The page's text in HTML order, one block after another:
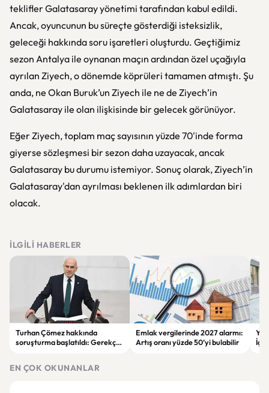
teklifler Galatasaray yönetimi tarafından kabul edildi.
Ancak, oyuncunun bu süreçte gösterdiği isteksizlik,
geleceği hakkında soru işaretleri oluşturdu. Geçtiğimiz
sezon Antalya ile oynanan maçın ardından özel uçağıyla
ayrılan Ziyech, o dönemde köprüleri tamamen atmıştı. Şu
anda, ne Okan Buruk’un Ziyech ile ne de Ziyech’in
Galatasaray ile olan ilişkisinde bir gelecek görünüyor.
Eğer Ziyech, toplam maç sayısının yüzde 70'inde forma
giyerse sözleşmesi bir sezon daha uzayacak, ancak
Galatasaray bu durumu istemiyor. Sonuç olarak, Ziyech’in
Galatasaray'dan ayrılması beklenen ilk adımlardan biri
olacak.
İLGILI HABERLER
Turhan Çömez hakkında
soruşturma başlatıldı: Gerekçe
Emlak vergilerinde 2027 alarmı:
Artış oranı yüzde 50’yi bulabilir
İçin
EN ÇOK OKUNANLAR